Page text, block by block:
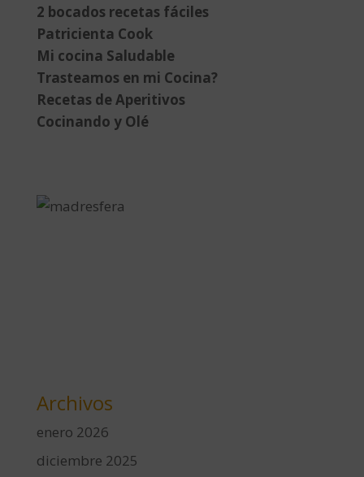
2 bocados recetas fáciles
Patricienta Cook
Mi cocina Saludable
Trasteamos en mi Cocina?
Recetas de Aperitivos
Cocinando y Olé
Archivos
enero 2026
diciembre 2025